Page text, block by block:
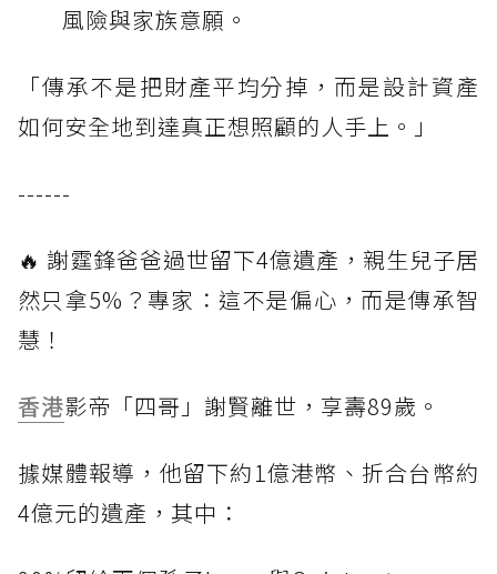
風險與家族意願。
「傳承不是把財產平均分掉，而是設計資產
如何安全地到達真正想照顧的人手上。」
------
🔥 謝霆鋒爸爸過世留下4億遺產，親生兒子居
然只拿5%？專家：這不是偏心，而是傳承智
慧！
香港影帝「四哥」謝賢離世，享壽89歲。
據媒體報導，他留下約1億港幣、折合台幣約
4億元的遺產，其中：